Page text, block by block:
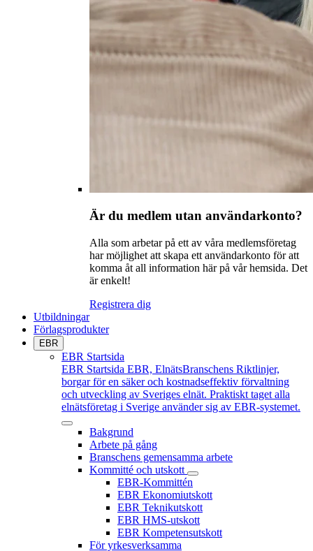
Är du medlem utan användarkonto?
Alla som arbetar på ett av våra medlemsföretag
har möjlighet att skapa ett användarkonto för att
komma åt all information här på vår hemsida. Det
är enkelt!
Registrera dig
Utbildningar
Förlagsprodukter
EBR
EBR Startsida
EBR Startsida EBR, ElnätsBranschens Riktlinjer,
borgar för en säker och kostnadseffektiv förvaltning
och utveckling av Sveriges elnät. Praktiskt taget alla
elnätsföretag i Sverige använder sig av EBR-systemet.
Bakgrund
Arbete på gång
Branschens gemensamma arbete
Kommitté och utskott
EBR-Kommittén
EBR Ekonomiutskott
EBR Teknikutskott
EBR HMS-utskott
EBR Kompetensutskott
För yrkesverksamma